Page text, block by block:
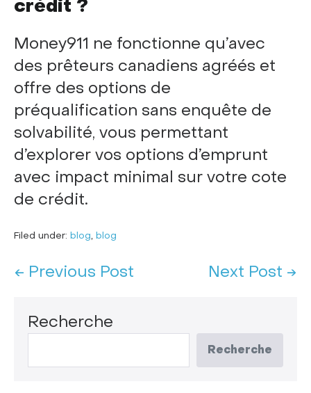
crédit ?
Money911 ne fonctionne qu’avec
des prêteurs canadiens agréés et
offre des options de
préqualification sans enquête de
solvabilité, vous permettant
d’explorer vos options d’emprunt
avec impact minimal sur votre cote
de crédit.
Filed under: blog, blog
← Previous Post Next Post →
Recherche
Recherche